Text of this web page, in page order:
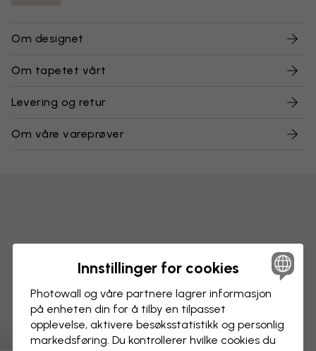
Om designet
Om tapetet vårt
Levering og retur
Om våre vareprøver
Innstillinger for cookies
Photowall og våre partnere lagrer informasjon
på enheten din for å tilby en tilpasset
opplevelse, aktivere besøks­statistikk og personlig
markedsføring. Du kontrollerer hvilke cookies du